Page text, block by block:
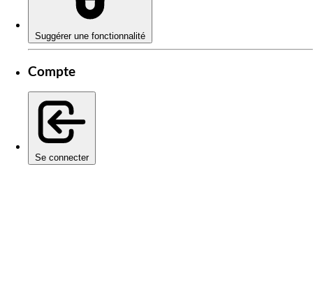
Suggérer une fonctionnalité
Compte
Se connecter